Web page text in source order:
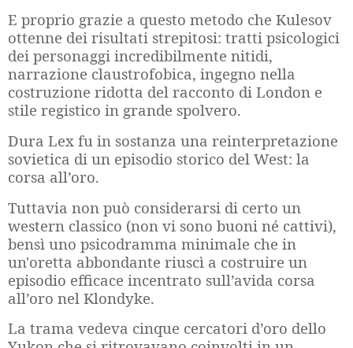
E proprio grazie a questo metodo che Kulesov
ottenne dei risultati strepitosi: tratti psicologici
dei personaggi incredibilmente nitidi,
narrazione claustrofobica, ingegno nella
costruzione ridotta del racconto di London e
stile registico in grande spolvero.
Dura Lex fu in sostanza una reinterpretazione
sovietica di un episodio storico del West: la
corsa all’oro.
Tuttavia non può considerarsi di certo un
western classico (non vi sono buoni né cattivi),
bensì uno psicodramma minimale che in
un'oretta abbondante riuscì a costruire un
episodio efficace incentrato sull’avida corsa
all’oro nel Klondyke.
La trama vedeva cinque cercatori d’oro dello